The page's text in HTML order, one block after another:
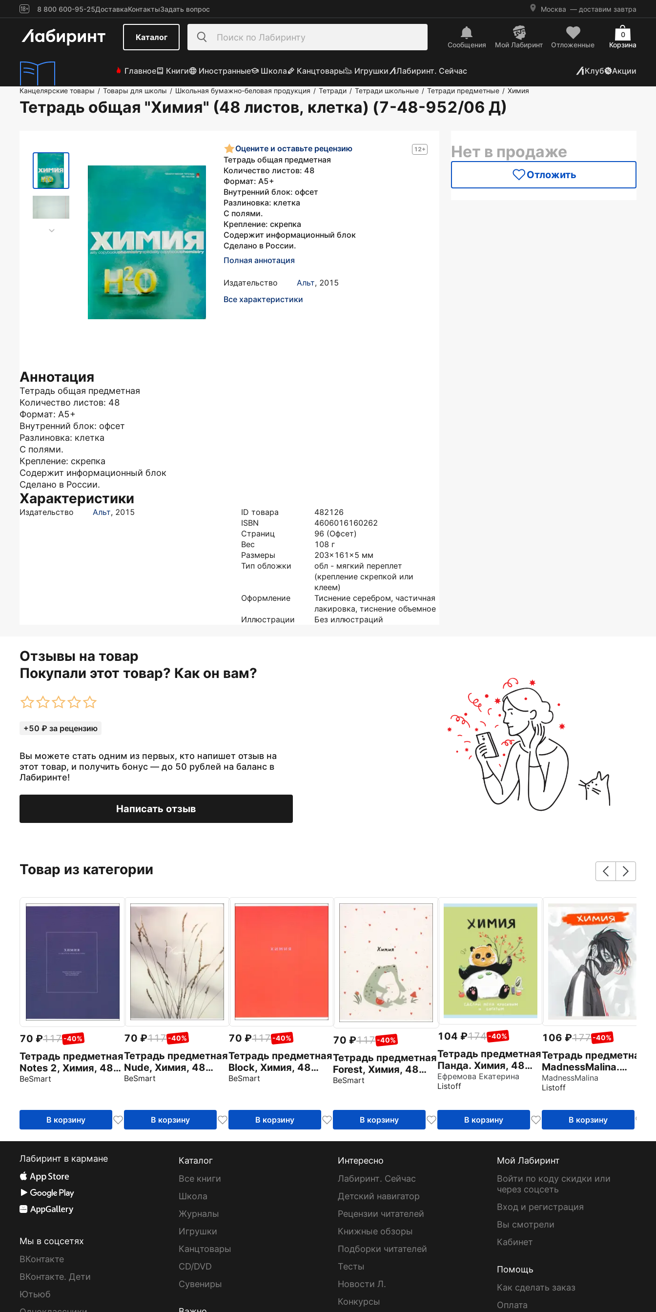
8 800 600-95-25ДоставкаКонтактыЗадать вопрос Москва — доставим завтра
Каталог
Сообщения Mой Лабиринт Отложенные Корзина
0
Главное Книги Иностранные Школа Канцтовары Игрушки Лабиринт. Сейчас Клуб Акции
Канцелярские товары / Товары для школы / Школьная бумажно-беловая продукция / Тетради / Тетради школьные / Тетради предметные / Химия
Тетрадь общая "Химия" (48 листов, клетка) (7-48-952/06 Д)
12+
Оцените и оставьте рецензию
Тетрадь общая предметная
Количество листов: 48
Формат: А5+
Внутренний блок: офсет
Разлиновка: клетка
С полями.
Крепление: скрепка
Содержит информационный блок
Сделано в России.
Полная аннотация
Издательство Альт, 2015
Все характеристики
Аннотация
Тетрадь общая предметная
Количество листов: 48
Формат: А5+
Внутренний блок: офсет
Разлиновка: клетка
С полями.
Крепление: скрепка
Содержит информационный блок
Сделано в России.
Характеристики
Издательство Альт, 2015 ID товара
482126
ISBN
4606016160262
Страниц
96 (Офсет)
Вес
108 г
Размеры
203x161x5 мм
Тип обложки
обл - мягкий переплет
(крепление скрепкой или
клеем)
Оформление
Тиснение серебром, частичная
лакировка, тиснение объемное
Иллюстрации
Без иллюстраций
Нет в продаже
Отложить
Отзывы на товар
Покупали этот товар? Как он вам?
+50 ₽ за рецензию
Вы можете стать одним из первых, кто напишет отзыв на
этот товар, и получить бонус — до 50 рублей на баланс в
Лабиринте!
Написать отзыв
Товар из категории
70 117 -40%
Тетрадь предметная
Notes 2, Химия, 48
листов, клетка
BeSmart
В корзину
70 117 -40%
Тетрадь предметная
Nude, Химия, 48
листов, клетка
BeSmart
В корзину
70 117 -40%
Тетрадь предметная
Block, Химия, 48
листов, клетка
BeSmart
В корзину
70 117 -40%
Тетрадь предметная
Forest, Химия, 48
листов, клетка
BeSmart
В корзину
104 174 -40%
Тетрадь предметная
Панда. Химия, 48
листов
Ефремова Екатерина
Listoff
В корзину
106 177 -40%
Тетрадь предметная
MadnessMalina.
Химия, 48 листов,
клетка
MadnessMalina
Listoff
В корзину
Лабиринт в кармане
Мы в соцсетях
ВКонтакте
ВКонтакте. Дети
Ютьюб
Каталог
Все книги
Школа
Журналы
Игрушки
Канцтовары
CD/DVD
Сувениры
Интересно
Лабиринт. Сейчас
Детский навигатор
Рецензии читателей
Книжные обзоры
Подборки читателей
Тесты
Новости Л.
Конкурсы
Мой Лабиринт
Войти по коду скидки или
через соцсеть
Вход и регистрация
Вы смотрели
Кабинет
Помощь
Как сделать заказ
Оплата